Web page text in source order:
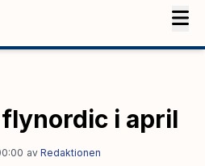
i april
av Redaktionen